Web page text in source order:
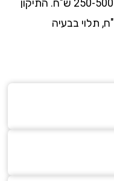
שנדרש. איתור קצר חשמלי נע בין 250-500 ש"ח. התיקון
2000 ש"ח, תלוי בבעיה